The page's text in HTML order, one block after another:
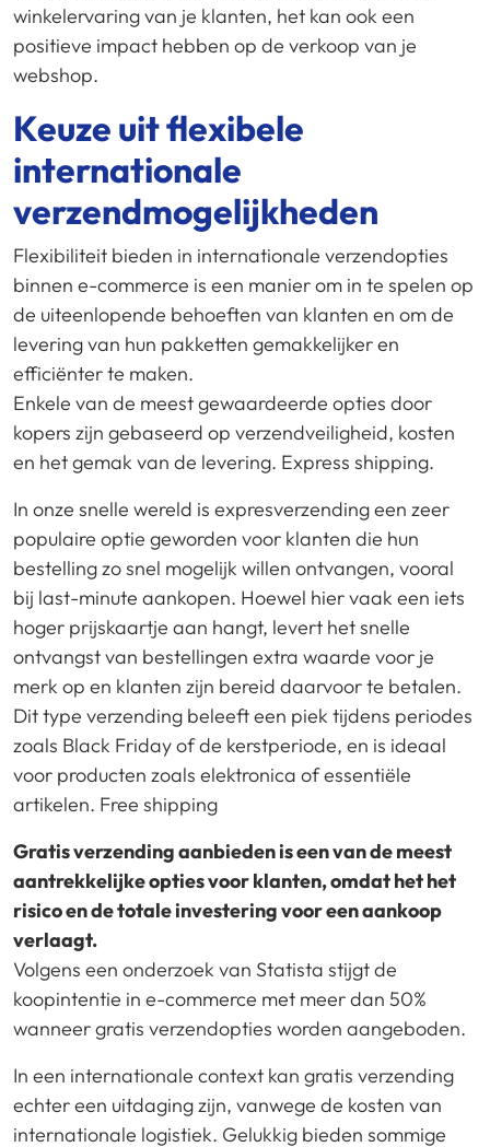
winkelervaring van je klanten, het kan ook een
positieve impact hebben op de verkoop van je
webshop.
Keuze uit flexibele
internationale
verzendmogelijkheden
Flexibiliteit bieden in internationale verzendopties
binnen e-commerce is een manier om in te spelen op
de uiteenlopende behoeften van klanten en om de
levering van hun pakketten gemakkelijker en
efficiënter te maken.
Enkele van de meest gewaardeerde opties door
kopers zijn gebaseerd op verzendveiligheid, kosten
en het gemak van de levering. Express shipping.
In onze snelle wereld is expresverzending een zeer
populaire optie geworden voor klanten die hun
bestelling zo snel mogelijk willen ontvangen, vooral
bij last-minute aankopen. Hoewel hier vaak een iets
hoger prijskaartje aan hangt, levert het snelle
ontvangst van bestellingen extra waarde voor je
merk op en klanten zijn bereid daarvoor te betalen.
Dit type verzending beleeft een piek tijdens periodes
zoals Black Friday of de kerstperiode, en is ideaal
voor producten zoals elektronica of essentiële
artikelen. Free shipping
Gratis verzending aanbieden is een van de meest
aantrekkelijke opties voor klanten, omdat het het
risico en de totale investering voor een aankoop
verlaagt.
Volgens een onderzoek van Statista stijgt de
koopintentie in e-commerce met meer dan 50%
wanneer gratis verzendopties worden aangeboden.
In een internationale context kan gratis verzending
echter een uitdaging zijn, vanwege de kosten van
internationale logistiek. Gelukkig bieden sommige